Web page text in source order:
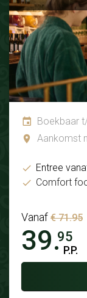
Boekbaar
Aankomst
Entree
Comfort
Vanaf € 71.95
39.95
P.P.